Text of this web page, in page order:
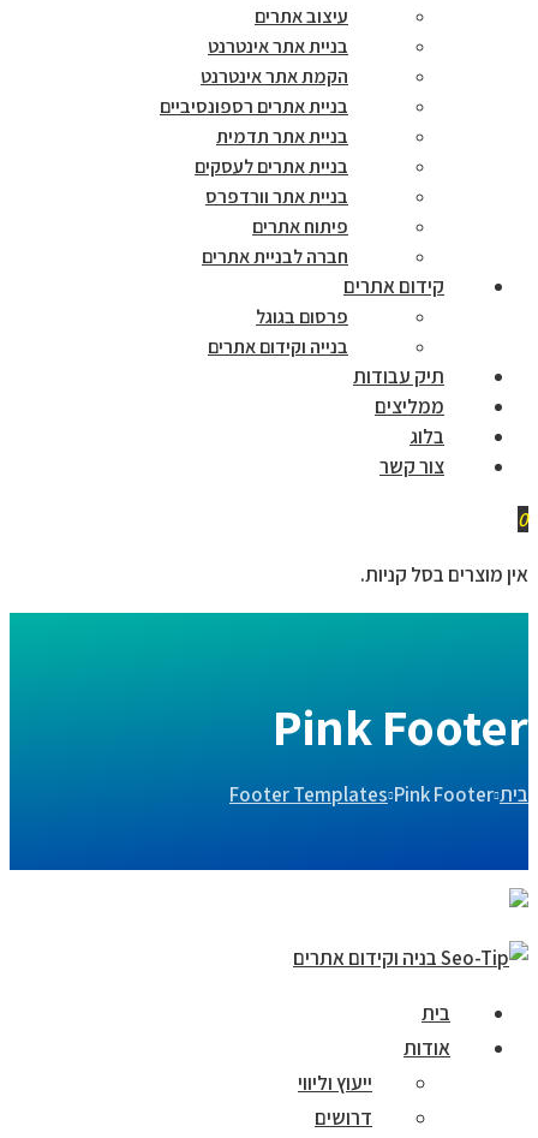
עיצוב אתרים
בניית אתר אינטרנט
הקמת אתר אינטרנט
בניית אתרים רספונסיביים
בניית אתר תדמית
בניית אתרים לעסקים
בניית אתר וורדפרס
פיתוח אתרים
חברה לבניית אתרים
קידום אתרים
פרסום בגוגל
בנייה וקידום אתרים
תיק עבודות
ממליצים
בלוג
צור קשר
0
אין מוצרים בסל קניות.
Pink Footer
בית Footer Templates Pink Footer
בית
אודות
ייעוץ וליווי
דרושים